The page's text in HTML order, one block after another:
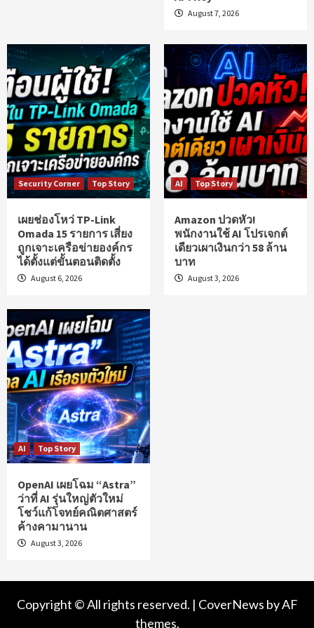
August 7, 2026
Security Corner Top Story
เผยช่องโหว่ TP-Link
Omada 15 รายการ เสี่ยง
ถูกเจาะเครือข่ายองค์กร
ได้ตั้งแต่ขั้นตอนติดตั้ง
August 6, 2026
AI Top Story
Amazon ปวดหัว!
พนักงานใช้ AI โปรเจกต์
เดียวเผาเงินกว่า 58 ล้าน
บาท
August 3, 2026
AI Top Story
OpenAI เผยโฉม “Astra”
ว่าที่ AI รุ่นใหญ่ตัวใหม่
โชว์แก้โจทย์คณิตศาสตร์
ค้างคามานาน
August 3, 2026
Copyright © All rights reserved. | CoverNews by AF
themes.